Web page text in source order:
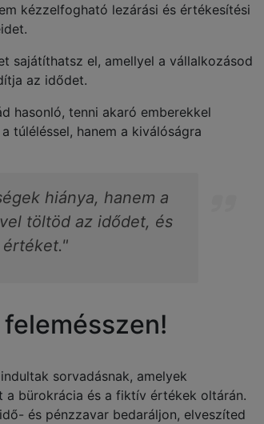
kézzelfogható lezárási és értékesítési
sajátíthatsz el, amellyel a vállalkozásod
az idődet.
hasonló, tenni akaró emberekkel
túléléssel, hanem a kiválóságra
hiánya, hanem a
töltöd az idődet, és
sorvadásnak, amelyek
bürokrácia és a fiktív értékek oltárán.
és pénzzavar bedaráljon, elveszíted